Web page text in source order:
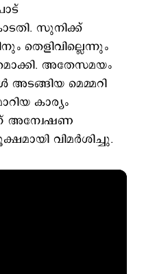
സുനിക്ക്
തെളിവില്ലെന്നും
അതേസമയം
അടങ്ങിയ മെമ്മറി
കാര്യം
അന്വേഷണ
വിമർശിച്ചു.